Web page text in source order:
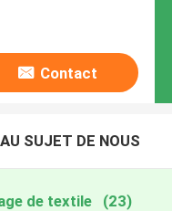
Contact
AU SUJET DE NOUS
de textile (23)